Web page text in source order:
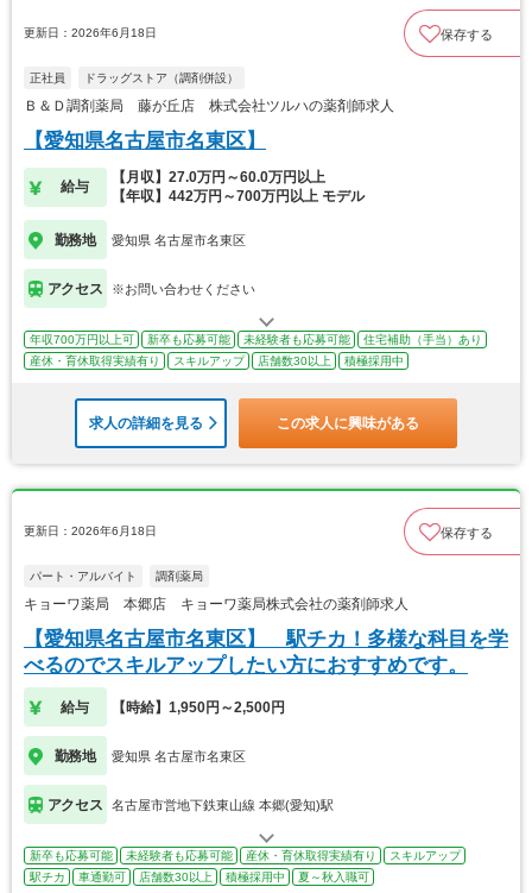
更新日：2026年6月18日 保存する
正社員 ドラッグストア（調剤併設）
Ｂ＆Ｄ調剤薬局 藤が丘店 株式会社ツルハの薬剤師求人
【愛知県名古屋市名東区】
給与
【月収】27.0万円～60.0万円以上
【年収】442万円～700万円以上 モデル
勤務地 愛知県 名古屋市名東区
アクセス ※お問い合わせください
年収700万円以上可 新卒も応募可能 未経験者も応募可能
住宅補助（手当）あり
産休・育休取得実績有り
スキルアップ 店舗数30以上 積極採用中
求人の詳細を見る この求人に興味がある
更新日：2026年6月18日 保存する
パート・アルバイト 調剤薬局
キョーワ薬局 本郷店 キョーワ薬局株式会社の薬剤師求人
【愛知県名古屋市名東区】 駅チカ！多様な科目を学
べるのでスキルアップしたい方におすすめです。
給与 【時給】1,950円～2,500円
勤務地 愛知県 名古屋市名東区
アクセス 名古屋市営地下鉄東山線 本郷(愛知)駅
新卒も応募可能 未経験者も応募可能 産休・育休取得実績有り
スキルアップ
駅チカ
車通勤可 店舗数30以上 積極採用中 夏～秋入職可